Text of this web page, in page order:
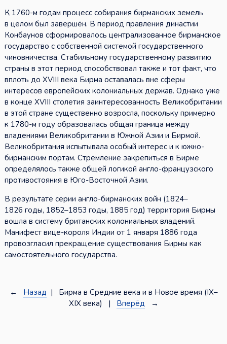
К 1760-м годам процесс собирания бирманских земель
в целом был завершён. В период правления династии
Конбаунов сформировалось централизованное бирманское
государство с собственной системой государственного
чиновничества. Стабильному государственному развитию
страны в этот период способствовал также и тот факт, что
вплоть до XVIII века Бирма оставалась вне сферы
интересов европейских колониальных держав. Однако уже
в конце XVIII столетия заинтересованность Великобритании
в этой стране существенно возросла, поскольку примерно
к 1780-м году образовалась общая граница между
владениями Великобритании в Южной Азии и Бирмой.
Великобритания испытывала особый интерес и к южно-
бирманским портам. Стремление закрепиться в Бирме
определялось также общей логикой англо-французского
противостояния в Юго-Восточной Азии.
В результате серии англо-бирманских войн (1824–
1826 годы, 1852–1853 годы, 1885 год) территория Бирмы
вошла в систему британских колониальных владений.
Манифест вице-короля Индии от 1 января 1886 года
провозгласил прекращение существования Бирмы как
самостоятельного государства.
← Назад | Бирма в Средние века и в Новое время (IX–
XIX века) | Вперёд →